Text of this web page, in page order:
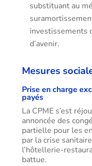
substituant au
investissements
d’avenir.
Mesures
Prise en charge
payés
La CPME s’est
annoncée des
partielle pour les
par la crise
l’hôtellerie-
battue.